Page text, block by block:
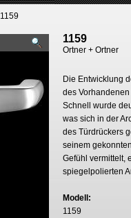
1159
1159
Ortner + Ortner
Die Entwicklung
des
Schnell wurde
was sich in der
des Türdrückers
seinem
Gefühl vermittelt,
spiegelpolierten
Modell:
1159